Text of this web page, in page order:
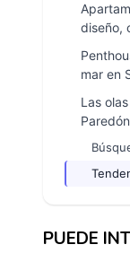
diseño,
mar en
Las
PUEDE